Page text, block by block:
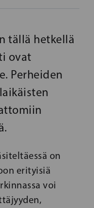
tällä hetkellä
ovat
Perheiden
on
erityisiä
voi